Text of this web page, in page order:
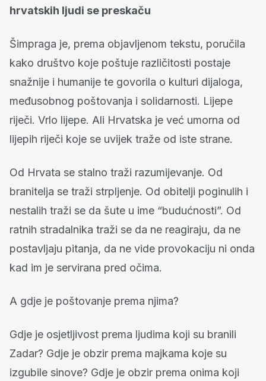
hrvatskih ljudi se preskaču
Šimpraga je, prema objavljenom tekstu, poručila
kako društvo koje poštuje različitosti postaje
snažnije i humanije te govorila o kulturi dijaloga,
međusobnog poštovanja i solidarnosti. Lijepe
riječi. Vrlo lijepe. Ali Hrvatska je već umorna od
lijepih riječi koje se uvijek traže od iste strane.
Od Hrvata se stalno traži razumijevanje. Od
branitelja se traži strpljenje. Od obitelji poginulih i
nestalih traži se da šute u ime “budućnosti”. Od
ratnih stradalnika traži se da ne reagiraju, da ne
postavljaju pitanja, da ne vide provokaciju ni onda
kad im je servirana pred očima.
A gdje je poštovanje prema njima?
Gdje je osjetljivost prema ljudima koji su branili
Zadar? Gdje je obzir prema majkama koje su
izgubile sinove? Gdje je obzir prema onima koji